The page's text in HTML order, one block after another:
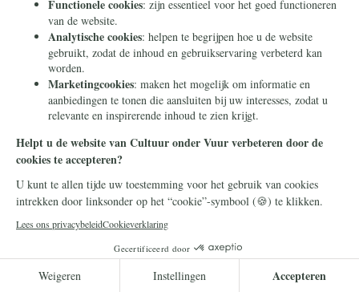
Wat komt er na het
liberalisme? Niets
Velen erkennen de talrijke problemen van het
liberalisme. Men accepteert echter het
liberalisme, omdat men niets beters vindt
om het mee te vervangen.
Lees meer